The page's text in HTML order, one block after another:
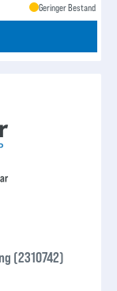
Geringer Bestand
(2310742)